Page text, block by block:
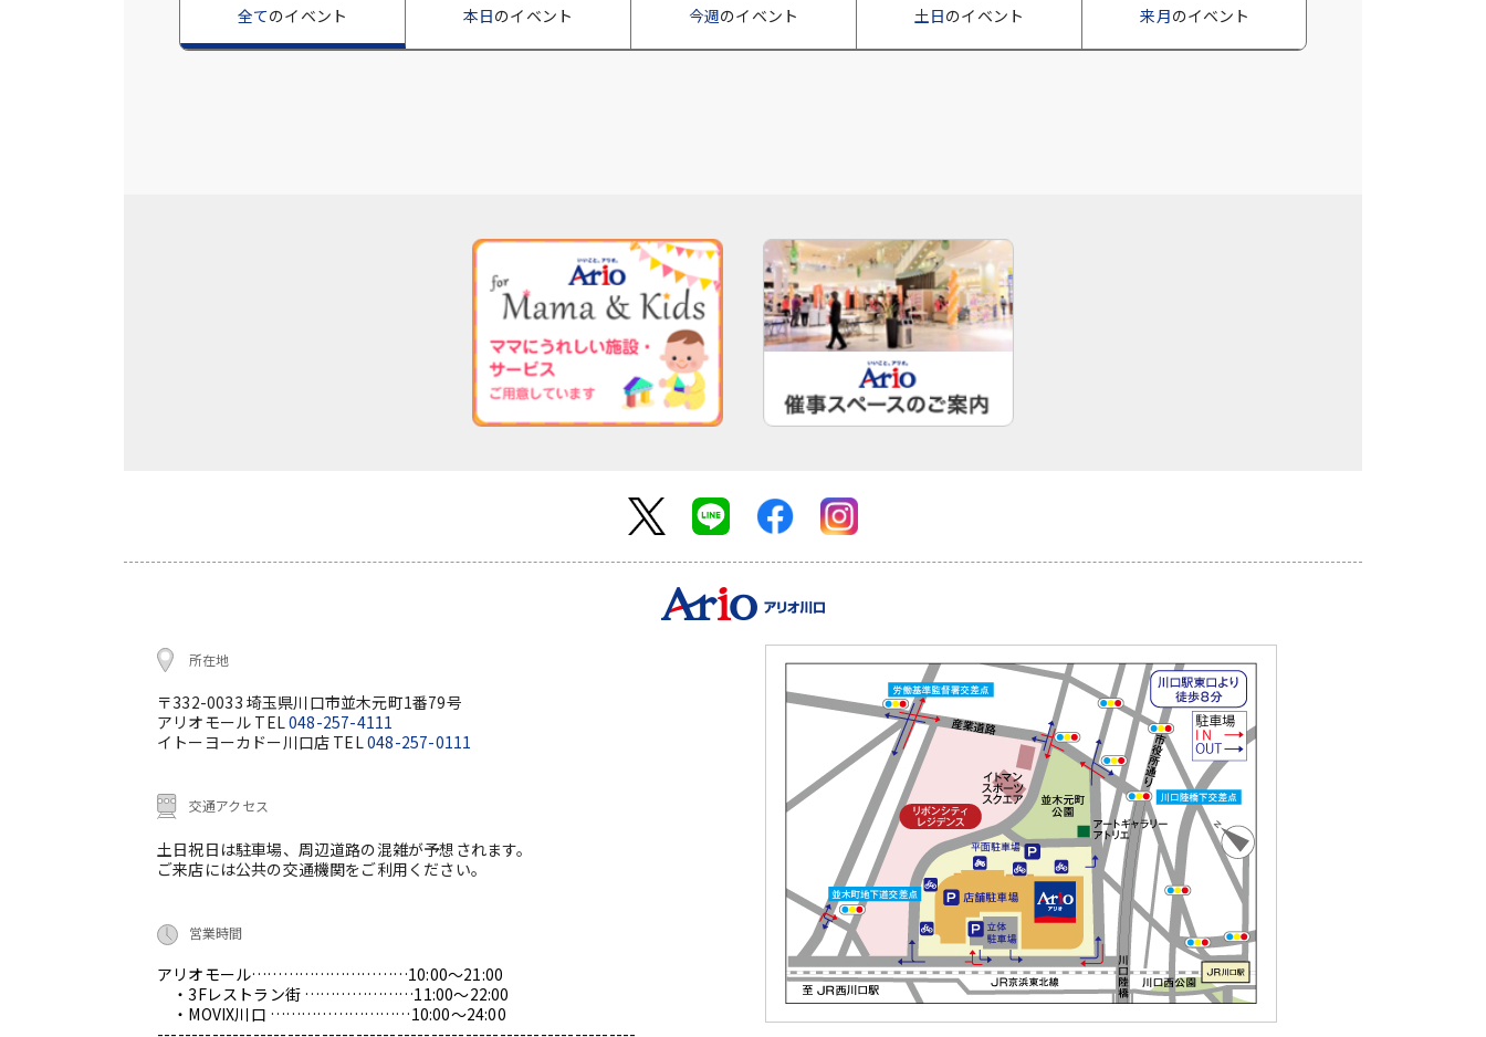
全てのイベント 本日のイベント 今週のイベント 土日のイベント 来月のイベント
所在地
〒332-0033 埼玉県川口市並木元町1番79号
アリオモール TEL048-257-4111
イトーヨーカドー川口店 TEL048-257-0111
交通アクセス
土日祝日は駐車場、周辺道路の混雑が予想されます。
ご来店には公共の交通機関をご利用ください。
営業時間
アリオモール…………………………10:00～21:00
・3Fレストラン街 …………………11:00～22:00
・MOVIX川口 ………………………10:00～24:00